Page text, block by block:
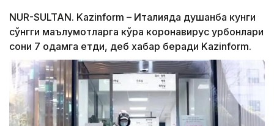
NUR-SULTAN. Kazinform – Италияда душанба кунги
сўнгги маълумотларга кўра коронавирус қурбонлари
сони 7 одамга етди, деб хабар беради Kazinform.